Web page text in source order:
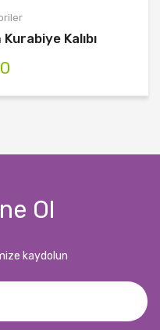
Kalıbı
Ol
kaydolun